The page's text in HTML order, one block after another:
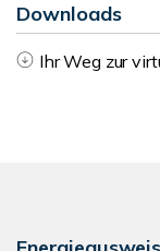
Downloads
Ihr Weg zur